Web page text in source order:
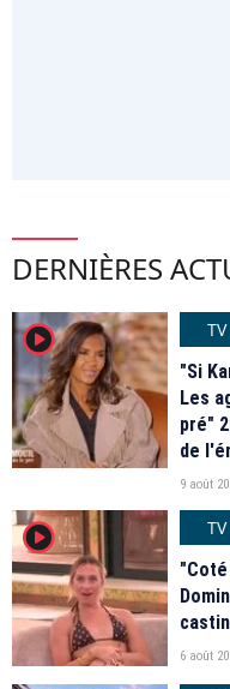
DERNIÈRES
player2
TV
"Si
Les
pré"
de
9 août
player2
TV
6 août